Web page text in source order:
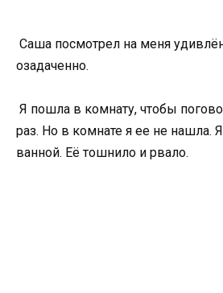
Саша посмотрел на меня
озадаченно.
Я пошла в комнату, чтобы
раз. Но в комнате я ее не нашла.
ванной. Её тошнило и рвало.